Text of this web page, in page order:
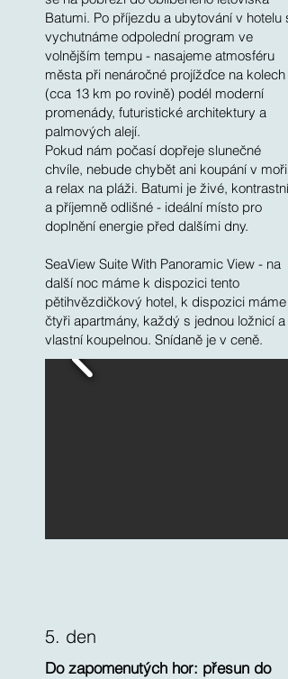
Batumi. Po příjezdu a ubytování v hotelu si
vychutnáme odpolední program ve
volnějším tempu - nasajeme atmosféru
města při nenáročné projížďce na kolech
(cca 13 km po rovině) podél moderní
promenády, futuristické architektury a
palmových alejí.
Pokud nám počasí dopřeje slunečné
chvíle, nebude chybět ani koupání v moři
a relax na pláži. Batumi je živé, kontrastní
a příjemně odlišné - ideální místo pro
doplnění energie před dalšími dny.
SeaView Suite With Panoramic View - na
další noc máme k dispozici tento
pětihvězdičkový hotel, k dispozici máme
čtyři apartmány, každý s jednou ložnicí a
vlastní koupelnou. Snídaně je v ceně.
5. den
Do zapomenutých hor: přesun do